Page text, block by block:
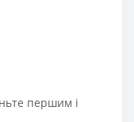
першим і